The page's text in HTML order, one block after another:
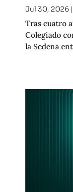
Jul 30, 2026|
Tras cuatro
Colegiado
la Sedena